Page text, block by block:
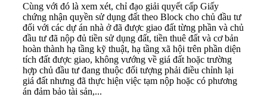
Cùng với đó là xem xét, chỉ đạo giải quyết cấp Giấy
chứng nhận quyền sử dụng đất theo Block cho chủ đầu tư
đối với các dự án nhà ở đã được giao đất từng phần và chủ
đầu tư đã nộp đủ tiền sử dụng đất, tiền thuê đất và cơ bản
hoàn thành hạ tầng kỹ thuật, hạ tầng xã hội trên phần diện
tích đất được giao, không vướng về giá đất hoặc trường
hợp chủ đầu tư đang thuộc đối tượng phải điều chỉnh lại
giá đất nhưng đã thực hiện việc tạm nộp hoặc có phương
án đảm bảo tài sản,...